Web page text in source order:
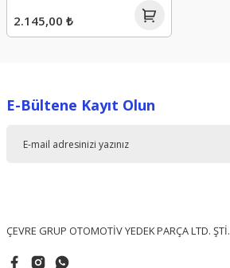
2.145,00 ₺
E-Bültene Kayıt Olun
ÇEVRE GRUP OTOMOTİV YEDEK PARÇA LTD. ŞTİ.